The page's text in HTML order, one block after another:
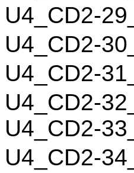
U4_CD2-
U4_CD2-
U4_CD2-
U4_CD2-
U4_CD2-
U4_CD2-